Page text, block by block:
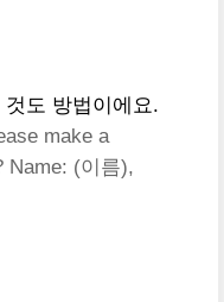
도 방법이에요.
make a
Name: (이름),